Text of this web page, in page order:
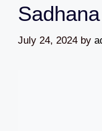
Sadhana
July 24, 2024 by